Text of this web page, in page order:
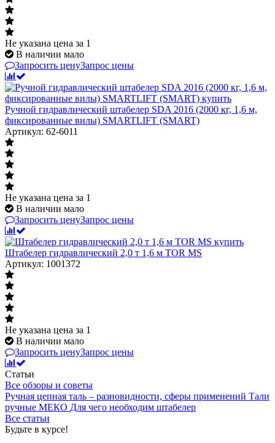
Не указана цена за 1
В наличии мало
Запросить ценуЗапрос цены
Ручной гидравлический штабелер SDA 2016 (2000 кг, 1,6 м,
фиксированные вилы) SMARTLIFT (SMART)
Артикул: 62-6011
Не указана цена за 1
В наличии мало
Запросить ценуЗапрос цены
Штабелер гидравлический 2,0 т 1,6 м TOR MS
Артикул: 1001372
Не указана цена за 1
В наличии мало
Запросить ценуЗапрос цены
Статьи
Все обзоры и советы
Ручная цепная таль – разновидности, сферы применений Тали
ручные МЕКО Для чего необходим штабелер
Все статьи
Будьте в курсе!